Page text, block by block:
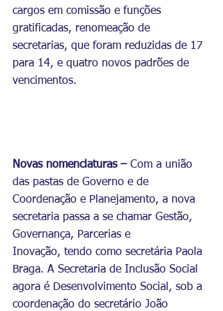
cargos em comissão e funções
gratificadas, renomeação de
secretarias, que foram reduzidas de 17
para 14, e quatro novos padrões de
vencimentos.
Novas nomenclaturas – Com a união
das pastas de Governo e de
Coordenação e Planejamento, a nova
secretaria passa a se chamar Gestão,
Governança, Parcerias e
Inovação, tendo como secretária Paola
Braga. A Secretaria de Inclusão Social
agora é Desenvolvimento Social, sob a
coordenação do secretário João